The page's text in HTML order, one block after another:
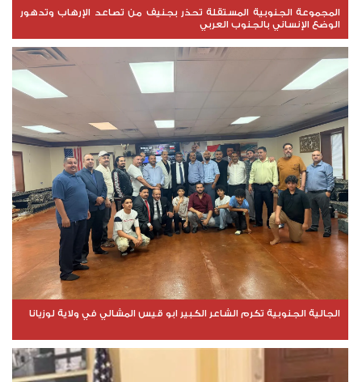
المجموعة الجنوبية المستقلة تحذر بجنيف من تصاعد الإرهاب وتدهور
الوضع الإنساني بالجنوب العربي
الجالية الجنوبية تكرم الشاعر الكبير ابو قيس المشالي في ولاية لوزيانا